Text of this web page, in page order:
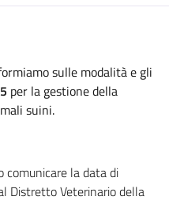
sulle modalità e gli
per la gestione della
suini.
comunicare la data di
Distretto Veterinario della